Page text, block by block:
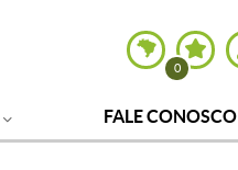
0
FALE CONOSCO